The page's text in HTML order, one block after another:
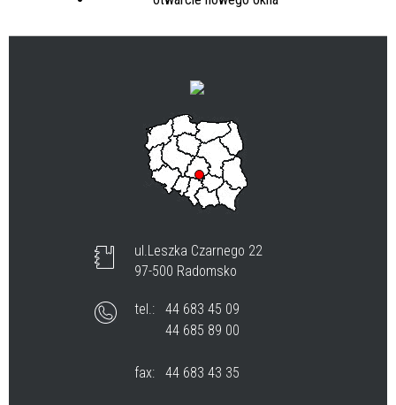
ul.Leszka Czarnego 22
97-500 Radomsko
tel.:
44 683 45 09
44 685 89 00
fax: 44 683 43 35